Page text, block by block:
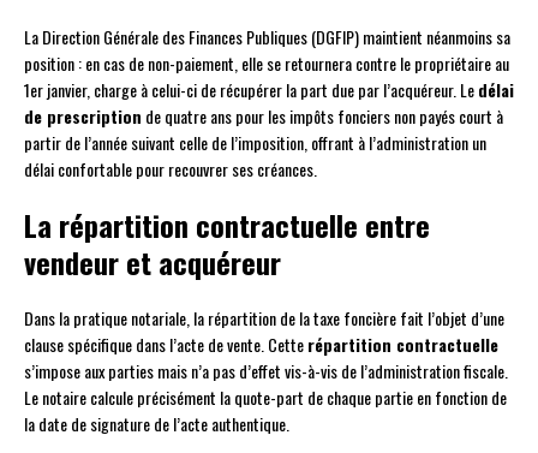
La Direction Générale des Finances Publiques (DGFIP) maintient néanmoins sa
position : en cas de non-paiement, elle se retournera contre le propriétaire au
1er janvier, charge à celui-ci de récupérer la part due par l’acquéreur. Ledélai
de prescription de quatre ans pour les impôts fonciers non payés court à
partir de l’année suivant celle de l’imposition, offrant à l’administration un
délai confortable pour recouvrer ses créances.
La répartition contractuelle entre
vendeur et acquéreur
Dans la pratique notariale, la répartition de la taxe foncière fait l’objet d’une
clause spécifique dans l’acte de vente. Cetterépartition contractuelle
s’impose aux parties mais n’a pas d’effet vis-à-vis de l’administration fiscale.
Le notaire calcule précisément la quote-part de chaque partie en fonction de
la date de signature de l’acte authentique.